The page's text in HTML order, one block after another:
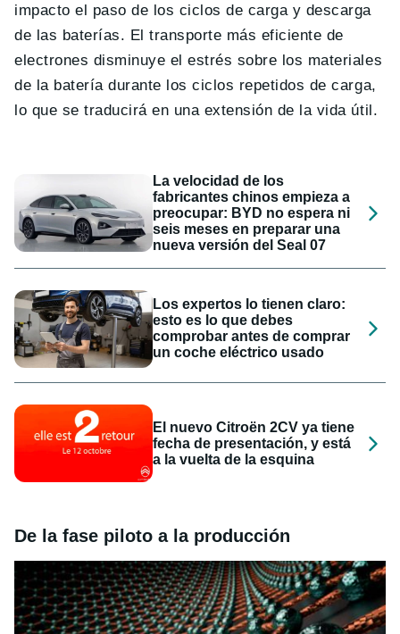
impacto el paso de los ciclos de carga y descarga
de las baterías. El transporte más eficiente de
electrones disminuye el estrés sobre los materiales
de la batería durante los ciclos repetidos de carga,
lo que se traducirá en una extensión de la vida útil.
La velocidad de los
fabricantes chinos empieza a
preocupar: BYD no espera ni
seis meses en preparar una
nueva versión del Seal 07
Los expertos lo tienen claro:
esto es lo que debes
comprobar antes de comprar
un coche eléctrico usado
El nuevo Citroën 2CV ya tiene
fecha de presentación, y está
a la vuelta de la esquina
De la fase piloto a la producción